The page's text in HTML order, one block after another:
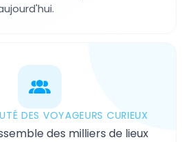
DES VOYAGEURS CURIEUX
des milliers de lieux